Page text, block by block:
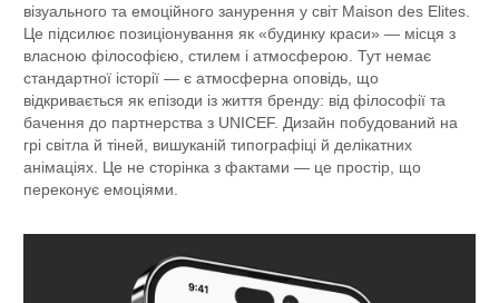
візуального та емоційного занурення у світ Maison des Elites.
Це підсилює позиціонування як «будинку краси» — місця з
власною філософією, стилем і атмосферою. Тут немає
стандартної історії — є атмосферна оповідь, що
відкривається як епізоди із життя бренду: від філософії та
бачення до партнерства з UNICEF. Дизайн побудований на
грі світла й тіней, вишуканій типографіці й делікатних
анімаціях. Це не сторінка з фактами — це простір, що
переконує емоціями.